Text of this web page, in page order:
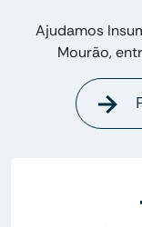
Ajudamos
Mourão,